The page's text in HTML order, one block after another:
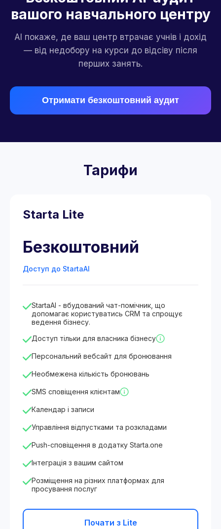
вашого навчального центру
AI покаже, де ваш центр втрачає учнів і дохід
— від недобору на курси до відсіву після
перших занять.
Отримати безкоштовний аудит
Тарифи
Starta Lite
Безкоштовний
Доступ до StartaAI
StartaAI - вбудований чат-помічник, що
допомагає користуватись CRM та спрощує
ведення бізнесу.
Доступ тільки для власника бізнесу
Персональний вебсайт для бронювання
Необмежена кількість бронювань
SMS сповіщення клієнтам
Календар і записи
Управління відпустками та розкладами
Push-сповіщення в додатку Starta.one
Інтеграція з вашим сайтом
Розміщення на різних платформах для
просування послуг
Почати з Lite